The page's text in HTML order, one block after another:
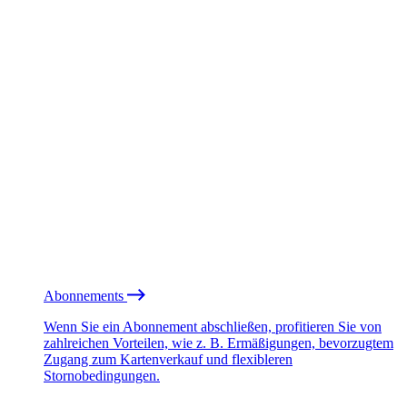
Abonnements
Wenn Sie ein Abonnement abschließen, profitieren Sie von
zahlreichen Vorteilen, wie z. B. Ermäßigungen, bevorzugtem
Zugang zum Kartenverkauf und flexibleren
Stornobedingungen.